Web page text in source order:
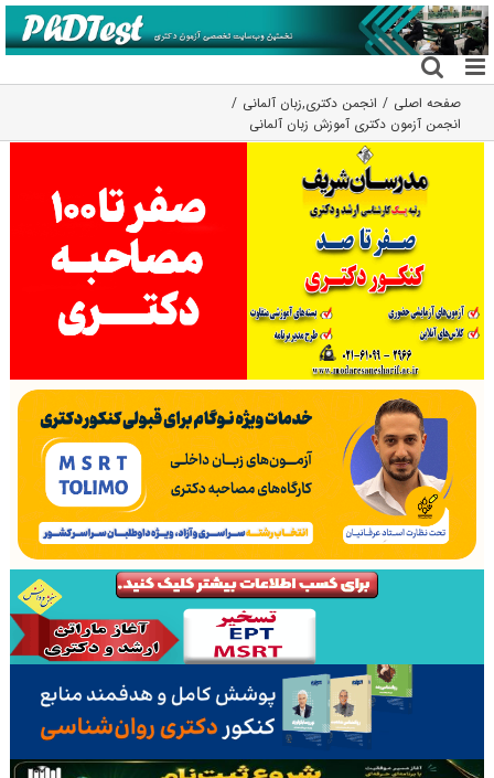
رفتن
به
محتوا
صفحه اصلی انجمن دکتری,زبان آلمانی
انجمن آزمون دکتری آموزش زبان آلمانی